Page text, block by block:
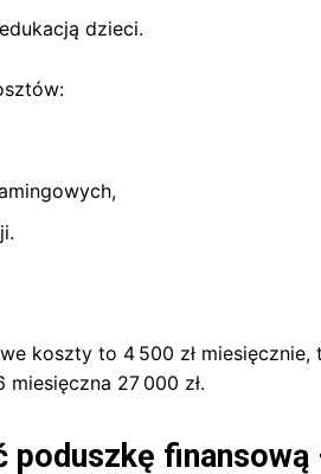
dzieci.
koszty to 4 500 zł
miesięczna 27 000 zł.
poduszkę